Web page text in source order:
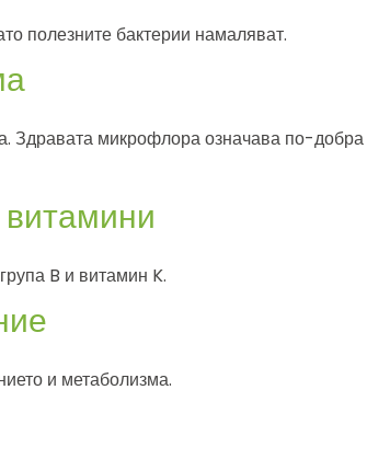
полезните бактерии намаляват.
Здравата микрофлора означава по-добра
B и витамин K.
и метаболизма.